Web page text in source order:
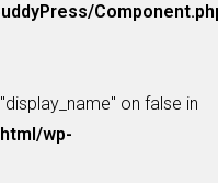
on false in
wp-